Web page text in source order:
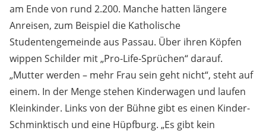
am Ende von rund 2.200. Manche hatten längere
Anreisen, zum Beispiel die Katholische
Studentengemeinde aus Passau. Über ihren Köpfen
wippen Schilder mit „Pro-Life-Sprüchen“ darauf.
„Mutter werden – mehr Frau sein geht nicht“, steht auf
einem. In der Menge stehen Kinderwagen und laufen
Kleinkinder. Links von der Bühne gibt es einen Kinder-
Schminktisch und eine Hüpfburg. „Es gibt kein